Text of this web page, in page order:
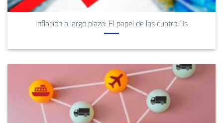
Inflación a largo plazo: El papel de las cuatro Ds